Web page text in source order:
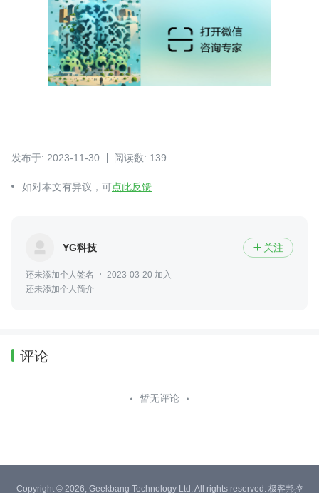
发布于: 2023-11-30 阅读数: 139
如对本文有异议，可点此反馈
YG科技  关注
还未添加个人签名
2023-03-20 加入
还未添加个人简介
评论
暂无评论
Copyright © 2026, Geekbang Technology Ltd. All rights reserved. 极客邦控